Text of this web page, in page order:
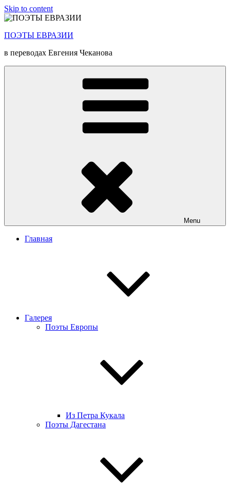
Skip to content
ПОЭТЫ ЕВРАЗИИ
в переводах Евгения Чеканова
Menu
Главная
Галерея
Поэты Европы
Из Петра Кукала
Поэты Дагестана